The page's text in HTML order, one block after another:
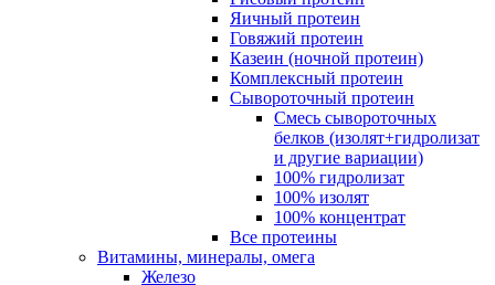
Яичный протеин
Говяжий протеин
Казеин (ночной протеин)
Комплексный протеин
Сывороточный протеин
Смесь сывороточных
белков (изолят+гидролизат
и другие вариации)
100% гидролизат
100% изолят
100% концентрат
Все протеины
Витамины, минералы, омега
Железо